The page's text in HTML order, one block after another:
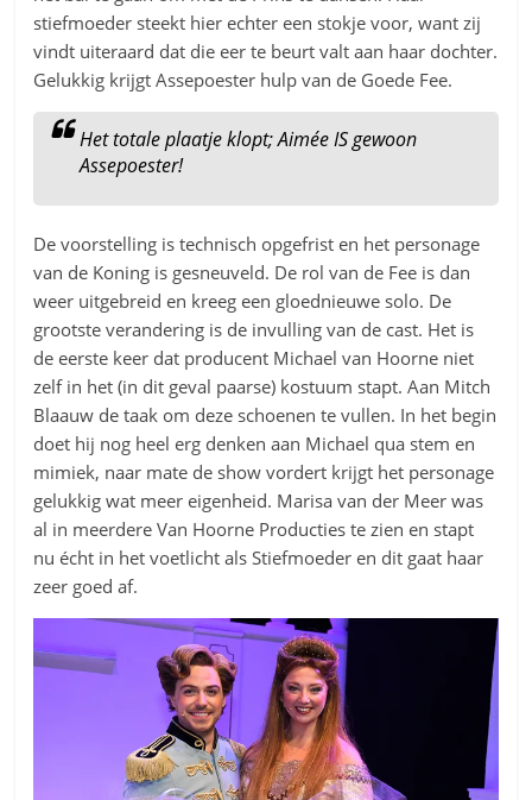
stiefmoeder steekt hier echter een stokje voor, want zij
vindt uiteraard dat die eer te beurt valt aan haar dochter.
Gelukkig krijgt Assepoester hulp van de Goede Fee.
Het totale plaatje klopt; Aimée IS gewoon
Assepoester!
De voorstelling is technisch opgefrist en het personage
van de Koning is gesneuveld. De rol van de Fee is dan
weer uitgebreid en kreeg een gloednieuwe solo. De
grootste verandering is de invulling van de cast. Het is
de eerste keer dat producent Michael van Hoorne niet
zelf in het (in dit geval paarse) kostuum stapt. Aan Mitch
Blaauw de taak om deze schoenen te vullen. In het begin
doet hij nog heel erg denken aan Michael qua stem en
mimiek, naar mate de show vordert krijgt het personage
gelukkig wat meer eigenheid. Marisa van der Meer was
al in meerdere Van Hoorne Producties te zien en stapt
nu écht in het voetlicht als Stiefmoeder en dit gaat haar
zeer goed af.